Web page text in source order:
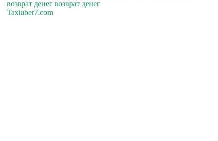
возврат денег возврат денег
Taxiuber7.com